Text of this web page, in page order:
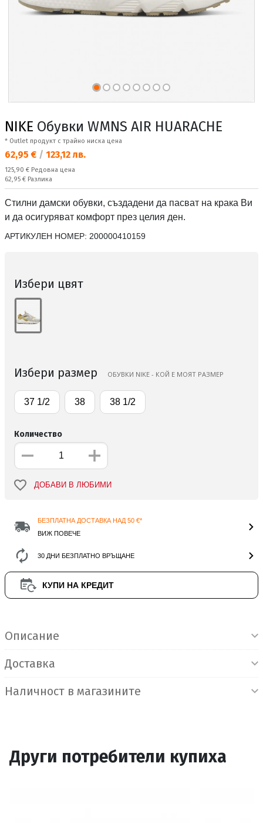
NIKE Обувки WMNS AIR HUARACHE
* Outlet продукт с трайно ниска цена
Текуща цена:
62,95 € / 123,12 лв.
Редовна цена:
125,90 € Редовна цена
Спестявате:
62,95 € Разлика
Стилни дамски обувки, създадени да пасват на крака Ви
и да осигуряват комфорт през целия ден.
АРТИКУЛЕН НОМЕР: 200000410159
Избери цвят
Избери размер ОБУВКИ NIKE - КОЙ Е МОЯТ РАЗМЕР
37 1/2 38 38 1/2
Количество
ДОБАВИ В ЛЮБИМИ
БЕЗПЛАТНА ДОСТАВКА НАД 50 €*
ВИЖ ПОВЕЧЕ
30 ДНИ БЕЗПЛАТНО ВРЪЩАНЕ
КУПИ НА КРЕДИТ
Описание
Доставка
Наличност в магазините
Други потребители купиха